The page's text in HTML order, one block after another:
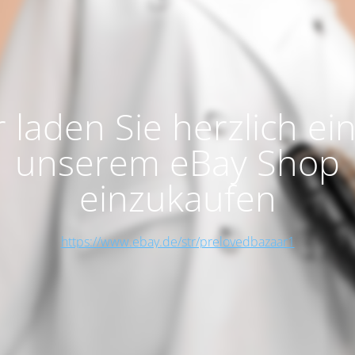
laden Sie herzlich
unserem eBay Shop
einzukaufen
https://www.ebay.de/str/prelovedbazaar1